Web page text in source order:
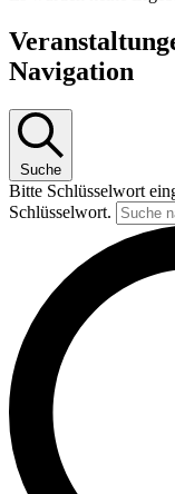
Navigation
Suche
Bitte Schlüsselwort
Schlüsselwort.